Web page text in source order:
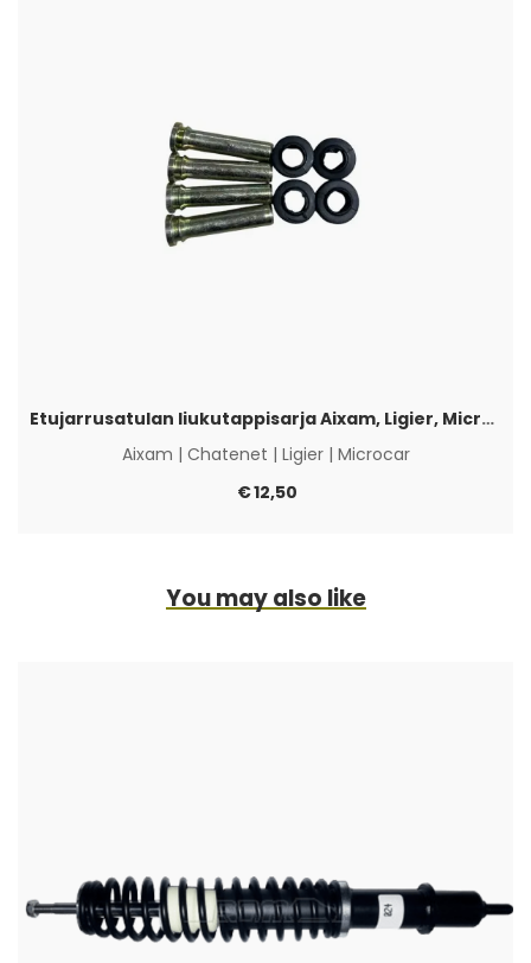
Etujarrusatulan liukutappisarja Aixam, Ligier, Microcar & Chatenet
Aixam | Chatenet | Ligier| Microcar
€12,50
You may also like